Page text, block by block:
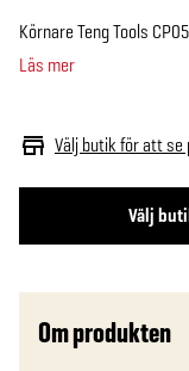
Välj
Välj butik för att se
Körnare Teng Tools CP05
Läs mer
Om produkten